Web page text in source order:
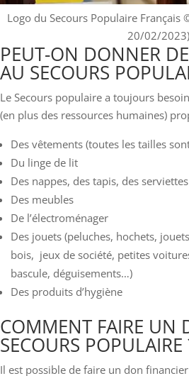
Logo du Secours Populaire Français
20/02/2023)
PEUT-ON DONNER
AU SECOURS
Le Secours populaire a toujours
(en plus des ressources humaines)
Des vêtements (toutes les tailles
Du linge de lit
Des nappes, des tapis, des serviettes
Des meubles
De l’électroménager
Des jouets (peluches, hoche­ts,
bois, jeux de société, petites
bascule, déguisements…)
Des produits d’hygiène
COMMENT FAIRE UN
SECOURS POPULAIRE
Il est possible de faire un don